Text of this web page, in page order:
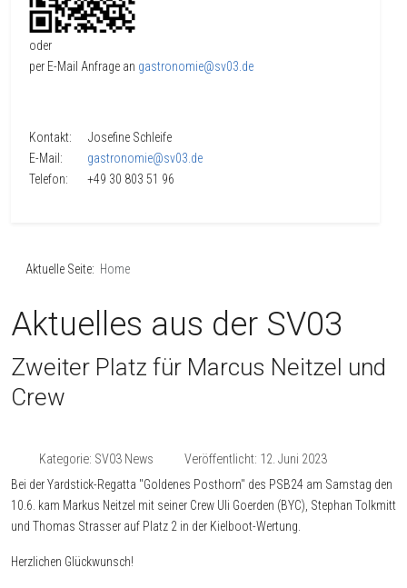
oder
per E-Mail Anfrage an gastronomie@sv03.de
Kontakt: Josefine Schleife
E-Mail: gastronomie@sv03.de
Telefon: +49 30 803 51 96
Aktuelle Seite: Home
Aktuelles aus der SV03
Zweiter Platz für Marcus Neitzel und
Crew
Kategorie: SV03 News Veröffentlicht: 12. Juni 2023
Bei der Yardstick-Regatta "Goldenes Posthorn" des PSB24 am Samstag den
10.6. kam Markus Neitzel mit seiner Crew Uli Goerden (BYC), Stephan Tolkmitt
und Thomas Strasser auf Platz 2 in der Kielboot-Wertung.
Herzlichen Glückwunsch!